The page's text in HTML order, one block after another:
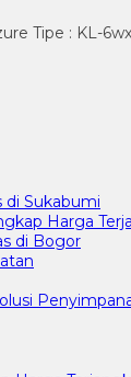
Tipe : KL-
di Sukabumi
Harga
di Bogor